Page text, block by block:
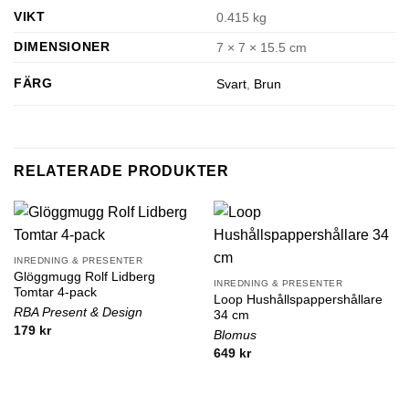
VIKT
0.415 kg
DIMENSIONER
7 × 7 × 15.5 cm
FÄRG Svart Brun
RELATERADE PRODUKTER
INREDNING & PRESENTER
Glöggmugg Rolf Lidberg
Tomtar 4-pack
RBA Present & Design
179 kr
INREDNING & PRESENTER
Loop Hushållspappershållare
34 cm
Blomus
649 kr